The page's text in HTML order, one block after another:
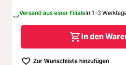
Second Hand
Loading...
Loading...
Versand aus einer FilialeIn 1-3
In den
Zur Wunschliste hinzufügen